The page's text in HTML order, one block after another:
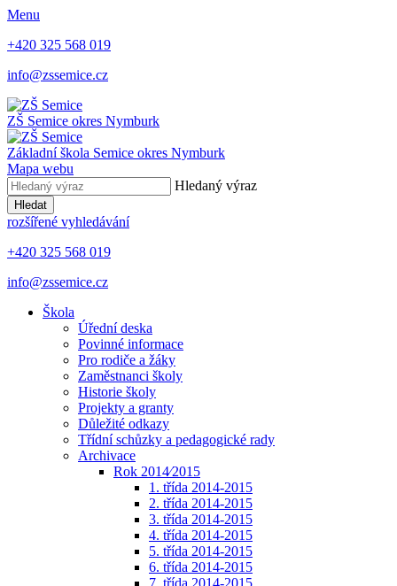
Menu
+420 325 568 019
info@zssemice.cz
ZŠ Semice okres Nymburk
Základní škola Semice okres Nymburk
Mapa webu
Hledaný výraz
Hledat
rozšířené vyhledávání
+420 325 568 019
info@zssemice.cz
Škola
Úřední deska
Povinné informace
Pro rodiče a žáky
Zaměstnanci školy
Historie školy
Projekty a granty
Důležité odkazy
Třídní schůzky a pedagogické rady
Archivace
Rok 2014⁄2015
1. třída 2014-2015
2. třída 2014-2015
3. třída 2014-2015
4. třída 2014-2015
5. třída 2014-2015
6. třída 2014-2015
7. třída 2014-2015